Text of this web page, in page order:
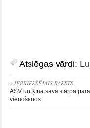
Atslēgas vārdi:
« IEPRIEKŠĒJAIS RAKSTS
ASV un Ķīna savā starpā
vienošanos